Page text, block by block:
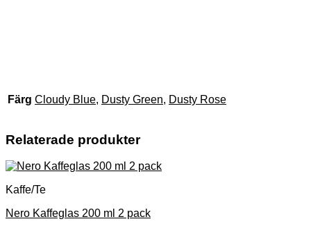
Färg Cloudy Blue, Dusty Green, Dusty Rose
Relaterade produkter
Kaffe/Te
Nero Kaffeglas 200 ml 2 pack